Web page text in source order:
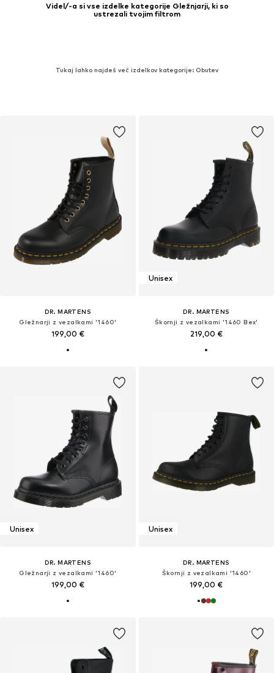
Videl/-a si vse izdelke kategorije Gležnjarji, ki so
ustrezali tvojim filtrom
Tukaj lahko najdeš več izdelkov kategorije: Obutev
DR. MARTENS
Gležnarji z vezalkami '1460'
199,00 €
Unisex
DR. MARTENS
Škornji z vezalkami '1460 Bex'
219,00 €
Unisex
DR. MARTENS
Gležnarji z vezalkami '1460'
199,00 €
Unisex
DR. MARTENS
Škornji z vezalkami '1460'
199,00 €